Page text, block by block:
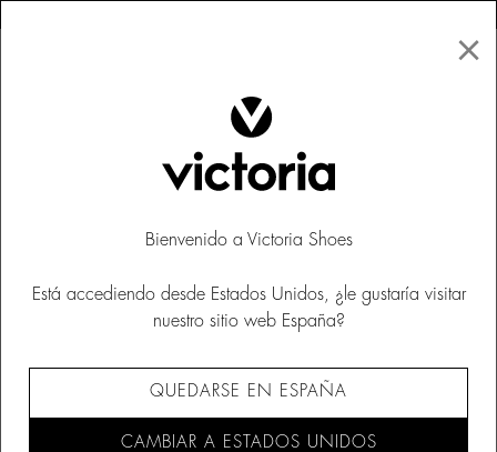
×
Bienvenido a Victoria Shoes
Está accediendo desde Estados Unidos, ¿le gustaría visitar
nuestro sitio web España?
QUEDARSE EN ESPAÑA
CAMBIAR A ESTADOS UNIDOS